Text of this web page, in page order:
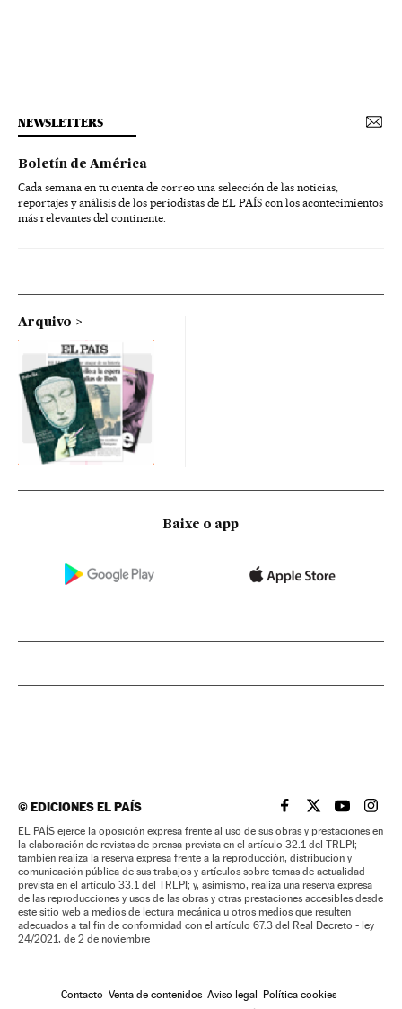
NEWSLETTERS
Boletín de América
Cada semana en tu cuenta de correo una selección de las noticias,
reportajes y análisis de los periodistas de EL PAÍS con los acontecimientos
más relevantes del continente.
Arquivo
Baixe o app
©EDICIONES EL PAÍS EL PAÍS BRASIL EN
EL PAÍSEL PAÍS
EL
EL PAÍS ejerce la oposición expresa frente al uso de sus obras y prestaciones en
la elaboración de revistas de prensa prevista en el artículo 32.1 del TRLPI;
también realiza la reserva expresa frente a la reproducción, distribución y
comunicación pública de sus trabajos y artículos sobre temas de actualidad
prevista en el artículo 33.1 del TRLPI; y, asimismo, realiza una reserva expresa
de las reproducciones y usos de las obras y otras prestaciones accesibles desde
este sitio web a medios de lectura mecánica u otros medios que resulten
adecuados a tal fin de conformidad con el artículo 67.3 del Real Decreto - ley
24/2021, de 2 de noviembre
Contacto Venta de contenidos Aviso legal Política cookies